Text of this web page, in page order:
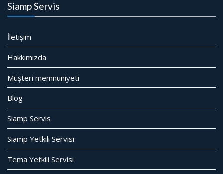
Siamp Servis
İletişim
Hakkımızda
Müşteri memnuniyeti
Blog
Siamp Servis
Siamp Yetkili Servisi
Tema Yetkili Servisi